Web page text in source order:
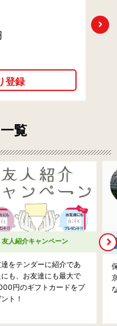
Next
覧
友人紹介キャンペーン
達をテンダーに紹介であ
も、お友達にも最大で
円のギフトカードをプ
ト！